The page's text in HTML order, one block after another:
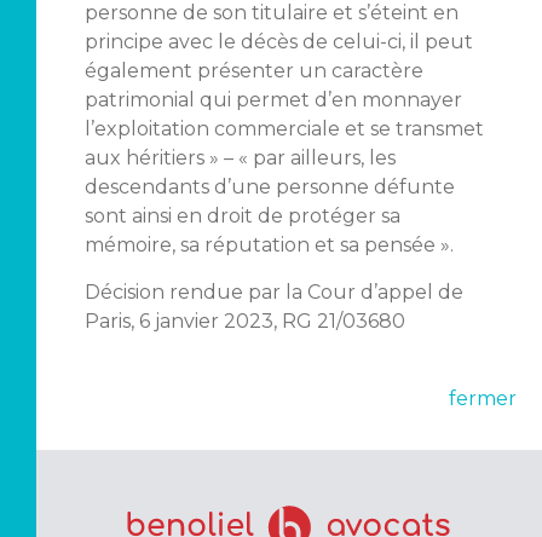
personne de son titulaire et s’éteint en
principe avec le décès de celui-ci, il peut
également présenter un caractère
patrimonial qui permet d’en monnayer
l’exploitation commerciale et se transmet
aux héritiers » – « par ailleurs, les
descendants d’une personne défunte
sont ainsi en droit de protéger sa
mémoire, sa réputation et sa pensée ».
Décision rendue par la Cour d’appel de
Paris, 6 janvier 2023, RG 21/03680
fermer